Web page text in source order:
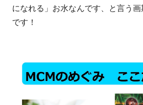
になれる」お水なんです、と言う
です！